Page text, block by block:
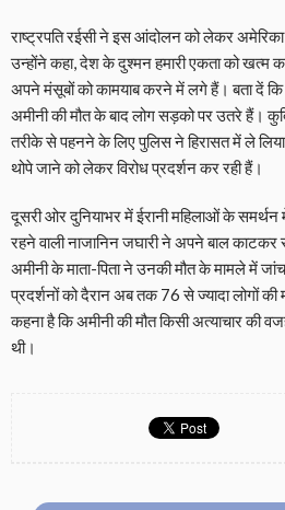
राष्ट्रपति रईसी ने इस आंदोलन को लेकर
उन्होंने कहा, देश के दुश्मन हमारी एकता को
अपने मंसूबों को कामयाब करने में लगे हैं। बता दें
अमीनी की मौत के बाद लोग सड़को पर उतरे हैं।
तरीके से पहनने के लिए पुलिस ने हिरासत में ले
थोपे जाने को लेकर विरोध प्रदर्शन कर रही हैं।
दूसरी ओर दुनियाभर में ईरानी महिलाओं के समर्थन
रहने वाली नाजानिन जघारी ने अपने बाल काटकर
अमीनी के माता-पिता ने उनकी मौत के मामले में
प्रदर्शनों को दैरान अब तक 76 से ज्यादा लोगों की
कहना है कि अमीनी की मौत किसी अत्याचार की
थी।